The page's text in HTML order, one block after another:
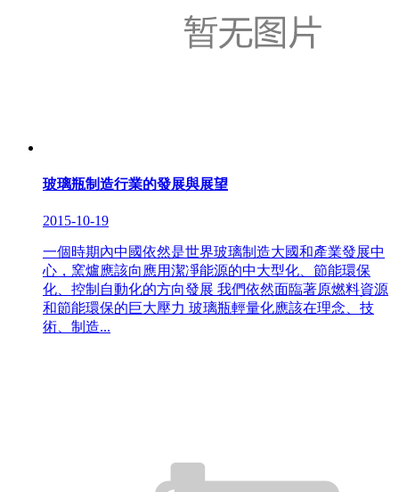
玻璃瓶制造行業的發展與展望
2015-10-19
一個時期內中國依然是世界玻璃制造大國和產業發展中
心，窯爐應該向應用潔凈能源的中大型化、節能環保
化、控制自動化的方向發展 我們依然面臨著原燃料資源
和節能環保的巨大壓力 玻璃瓶輕量化應該在理念、技
術、制造...